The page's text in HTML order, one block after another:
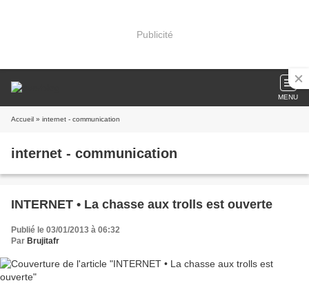
Publicité
MENU
Accueil » internet - communication
internet - communication
INTERNET • La chasse aux trolls est ouverte
Publié le 03/01/2013 à 06:32
Par Brujitafr